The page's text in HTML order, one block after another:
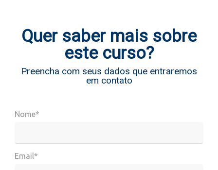
Quer saber mais sobre
este curso?
Preencha com seus dados que entraremos
em contato
Nome*
Email*